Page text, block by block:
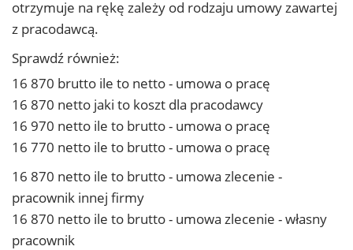
otrzymuje na rękę zależy od rodzaju umowy zawartej
z pracodawcą.
Sprawdź również:
16 870 brutto ile to netto - umowa o pracę
16 870 netto jaki to koszt dla pracodawcy
16 970 netto ile to brutto - umowa o pracę
16 770 netto ile to brutto - umowa o pracę
16 870 netto ile to brutto - umowa zlecenie -
pracownik innej firmy
16 870 netto ile to brutto - umowa zlecenie - własny
pracownik